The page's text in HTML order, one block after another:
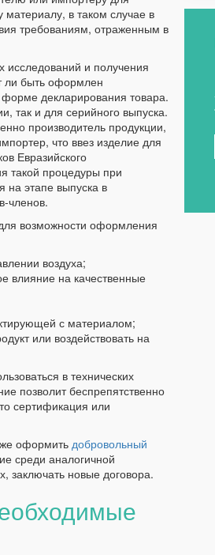
материалу, в таком случае в
требованиям, отраженным в
исследований и получения
ли быть оформлен
декларирования товара.
так и для серийного выпуска.
производитель продукции,
что ввез изделие для
Евразийского
такой процедуры при
на этапе выпуска в
членов.
возможности оформления
воздуха;
влияние на качественные
с материалом;
или воздействовать на
в технических
позволит беспрепятственно
сертификация или
оформить добровольный
среди аналогичной
заключать новые договора.